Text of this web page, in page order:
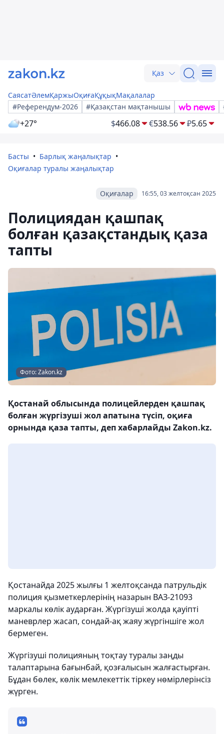
Қаз
СаясатӘлемҚаржыОқиғаҚұқықМақалалар
#Референдум-2026
#Қазақстан мақтанышы
+27° $466.08 €538.56 ₽5.65
Басты
Барлық жаңалықтар
Оқиғалар туралы жаңалықтар
16:55, 03 желтоқсан 2025
Оқиғалар
Полициядан қашпақ
болған қазақстандық қаза
тапты
Фото: Zakon.kz
Қостанай облысында полицейлерден қашпақ
болған жүргізуші жол апатына түсіп, оқиға
орнында қаза тапты, деп хабарлайды Zakon.kz.
Қостанайда 2025 жылғы 1 желтоқсанда патрульдік
полиция қызметкерлерінің назарын ВАЗ-21093
маркалы көлік аударған. Жүргізуші жолда қауіпті
маневрлер жасап, сондай-ақ жаяу жүргіншіге жол
бермеген.
Жүргізуші полицияның тоқтау туралы заңды
талаптарына бағынбай, қозғалысын жалғастырған.
Бұдан бөлек, көлік мемлекеттік тіркеу нөмірлерінсіз
жүрген.